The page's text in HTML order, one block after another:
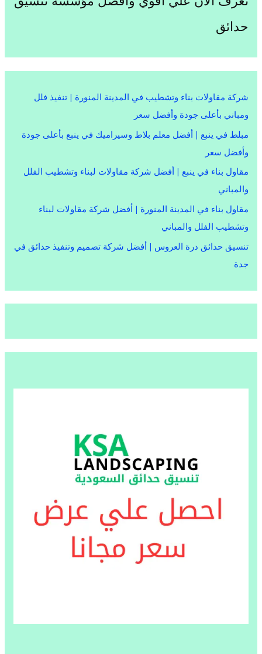
حدائق
شركة مقاولات بناء وتشطيب في المدينة المنورة | تنفيذ فلل
ومباني بأعلى جودة وأفضل سعر
مبلط في ينبع | أفضل معلم بلاط وسيراميك في ينبع بأعلى جودة
وأفضل سعر
مقاول بناء في ينبع | أفضل شركة مقاولات لبناء وتشطيب الفلل
والمباني
مقاول بناء في المدينة المنورة | أفضل شركة مقاولات لبناء
وتشطيب الفلل والمباني
تنسيق حدائق درة العروس | أفضل شركة تصميم وتنفيذ حدائق في
جدة